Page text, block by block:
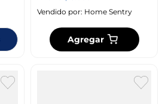
Vendido por: Home Sentry
Agregar